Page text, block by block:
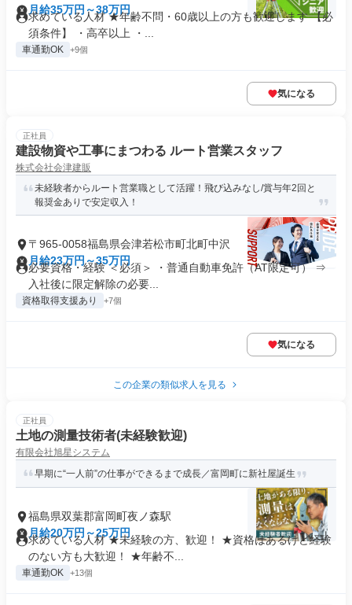
月給35万円～38万円
求めている人材 ★年齢不問・60歳以上の方も歓迎します 【必
須条件】 ・高卒以上 ・...
車通勤OK +9個
気になる
正社員
建設物資や工事にまつわる ルート営業スタッフ
株式会社会津建販
未経験者からルート営業職として活躍！飛び込みなし/賞与年2回と
報奨金ありで安定収入！
〒965-0058福島県会津若松市町北町中沢
月給23万円～35万円
必要資格・経験 ＜必須＞ ・普通自動車免許（AT限定可） ⇒
入社後に限定解除の必要...
資格取得支援あり +7個
気になる
この企業の類似求人を見る
正社員
土地の測量技術者(未経験歓迎)
有限会社旭星システム
早期に“一人前”の仕事ができるまで成長／富岡町に新社屋誕生
福島県双葉郡富岡町夜ノ森駅
月給20万円～25万円
求めている人材 ★未経験の方、歓迎！ ★資格はあるけど経験
のない方も大歓迎！ ★年齢不...
車通勤OK +13個